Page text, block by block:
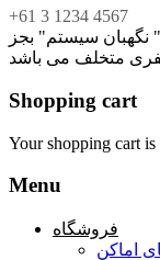
+61 3 1234 4567
نگهبان سیستم" بجز
متخلف می باشد
Shopping cart
Your shopping cart is
Menu
فروشگاه
اماکن